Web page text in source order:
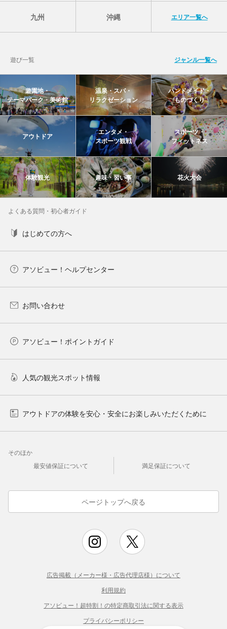
九州 沖縄 エリア一覧へ
遊び一覧 ジャンル一覧へ
遊園地・
テーマパーク・美術館
温泉・スパ・
リラクゼーション
ハンドメイド・
ものづくり
アウトドア
エンタメ・
スポーツ観戦
スポーツ・
フィットネス
体験観光 趣味・習い事 花火大会
よくある質問・初心者ガイド
はじめての方へ
アソビュー！ヘルプセンター
お問い合わせ
アソビュー！ポイントガイド
人気の観光スポット情報
アウトドアの体験を安心・安全にお楽しみいただくために
そのほか
最安値保証について
満足保証について
ページトップへ戻る
広告掲載（メーカー様・広告代理店様）について
利用規約
アソビュー！超特割！の特定商取引法に関する表示
プライバシーポリシー